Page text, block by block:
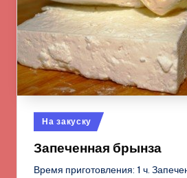
Опубликовано
в
На закуску
Запеченная брынза
Время приготовления: 1 ч.